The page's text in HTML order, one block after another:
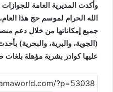
وأكدت المديرية العامة
الله الحرام لموسم حج هذا
جميع إمكاناتها من خلال دعم
(الجوية، والبرية، والبحرية)
عليها كوادر بشرية مؤهلة